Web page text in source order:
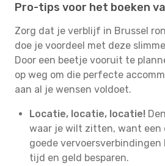
Pro-tips voor het boeken
Zorg dat je verblijf in Brussel
doe je voordeel met deze
Door een beetje vooruit te
op weg om die perfecte
aan al je wensen voldoet.
Locatie, locatie, locatie!
waar je wilt zitten, want een
goede vervoersverbindingen
tijd en geld besparen.